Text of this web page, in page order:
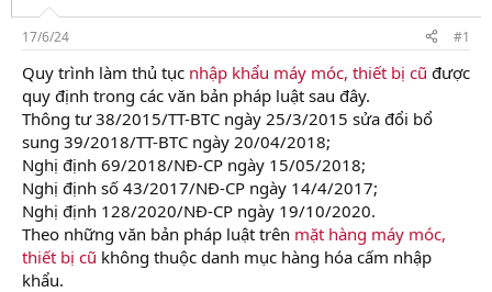
s
t
a
r
t
e
r
i
17/6/24 #1
Quy trình làm thủ tục nhập khẩu máy móc, thiết bị cũ được
quy định trong các văn bản pháp luật sau đây.
Thông tư 38/2015/TT-BTC ngày 25/3/2015 sửa đổi bổ
sung 39/2018/TT-BTC ngày 20/04/2018;
Nghị định 69/2018/NĐ-CP ngày 15/05/2018;
Nghị định số 43/2017/NĐ-CP ngày 14/4/2017;
Nghị định 128/2020/NĐ-CP ngày 19/10/2020.
Theo những văn bản pháp luật trên mặt hàng máy móc,
thiết bị cũ không thuộc danh mục hàng hóa cấm nhập
khẩu.